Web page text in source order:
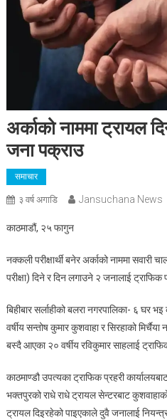
अर्काको नाममा ट्रायल
जना पक्राउ
समाचार
३ वर्ष अगाडि Jansuchana News
काठमाडौं, २५ फागुन
नक्कली परीक्षार्थी बनेर अर्काको नाममा
परीक्षा) दिने र दिन लगाउने २ जनालाई
बिहीबार सर्लाहीको बलरा नगरपालिका- ६ घर
वर्षीय सन्तोष कुमार कुशवाहा र सिरहाको
बस्दै आएका २० वर्षीय रविकुमार साहलाई
काठमाण्डौ उपत्यका ट्राफिक प्रहरी
भक्तपुरको राधे राधे ट्रायल सेन्टरबाट
ट्रायल दिइरहेको पाइएकाले दुवै जनालाई